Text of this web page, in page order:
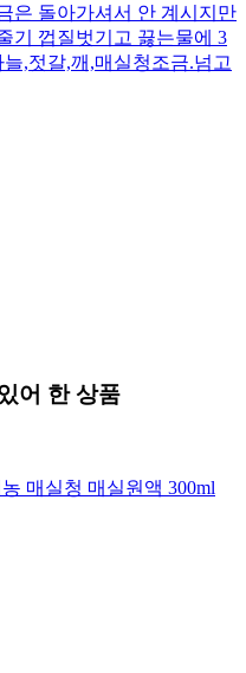
은 돌아가셔서 안 계시지만
기 껍질벗기고 끓는물에 3
,젓갈,깨,매실청조금.넘고
어 한 상품
매실청 매실원액 300ml